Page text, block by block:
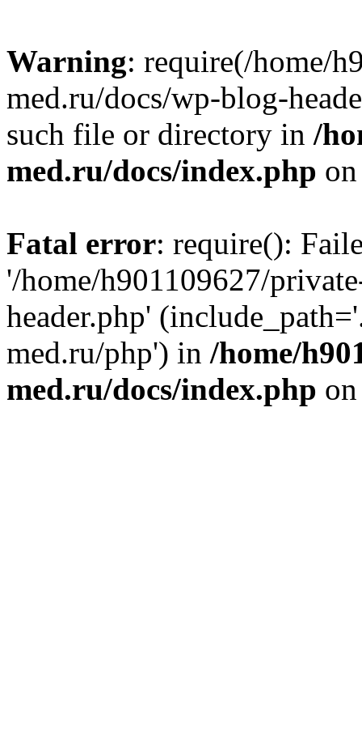
Warning: require(/home/
med.ru/docs/wp-blog-
such file or directory in /
med.ru/docs/index.php
Fatal error: require():
'/home/h901109627/
header.php'
med.ru/php') in /home/
med.ru/docs/index.php